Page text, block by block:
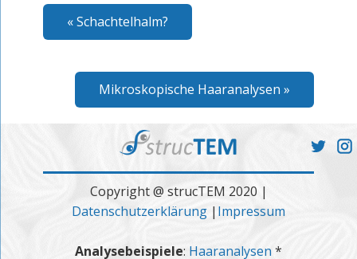
Beitragsnavigation
« Schachtelhalm?
Mikroskopische Haaranalysen »
Copyright @ strucTEM 2020 |
Datenschutzerklärung | Impressum
Analysebeispiele: Haaranalysen*